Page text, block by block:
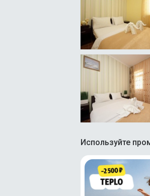
Используйте